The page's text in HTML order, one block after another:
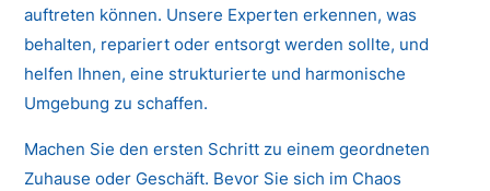
auftreten können. Unsere Experten erkennen, was
behalten, repariert oder entsorgt werden sollte, und
helfen Ihnen, eine strukturierte und harmonische
Umgebung zu schaffen.
Machen Sie den ersten Schritt zu einem geordneten
Zuhause oder Geschäft. Bevor Sie sich im Chaos